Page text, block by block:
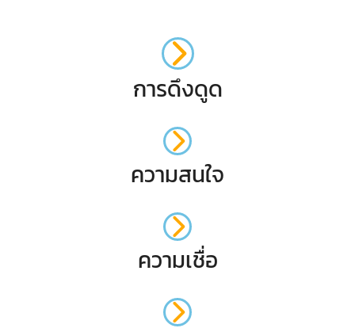
การดึงดูด
ความสนใจ
ความเชื่อ